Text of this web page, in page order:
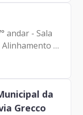
andar - Sala
Alinhamento
Presidente |
da
da
Grecco